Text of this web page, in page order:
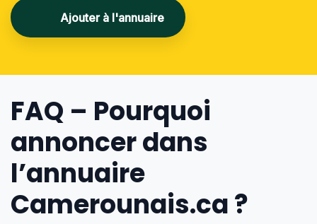
Ajouter à l'annuaire
FAQ – Pourquoi
annoncer dans
l’annuaire
Camerounais.ca ?